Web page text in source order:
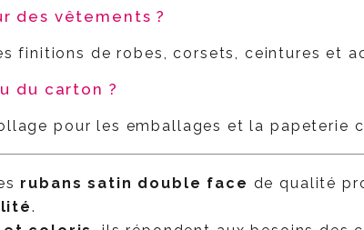
des vêtements ?
finitions de robes, corsets, ceintures et
du carton ?
pour les emballages et la papeterie
rubans satin double face de qualité
.